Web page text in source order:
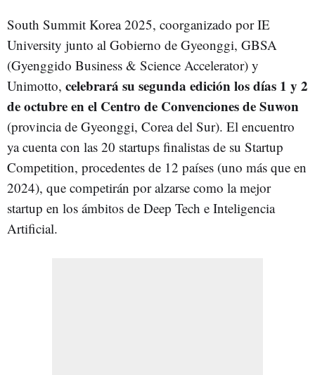
South Summit Korea 2025, coorganizado por IE
University junto al Gobierno de Gyeonggi, GBSA
(Gyenggido Business & Science Accelerator) y
Unimotto, celebrará su segunda edición los días 1 y 2
de octubre en el Centro de Convenciones de Suwon
(provincia de Gyeonggi, Corea del Sur). El encuentro
ya cuenta con las 20 startups finalistas de su Startup
Competition, procedentes de 12 países (uno más que en
2024), que competirán por alzarse como la mejor
startup en los ámbitos de Deep Tech e Inteligencia
Artificial.